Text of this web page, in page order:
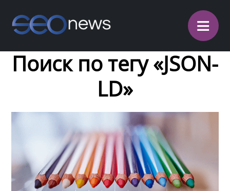
≡
Поиск по тегу «JSON-
LD»